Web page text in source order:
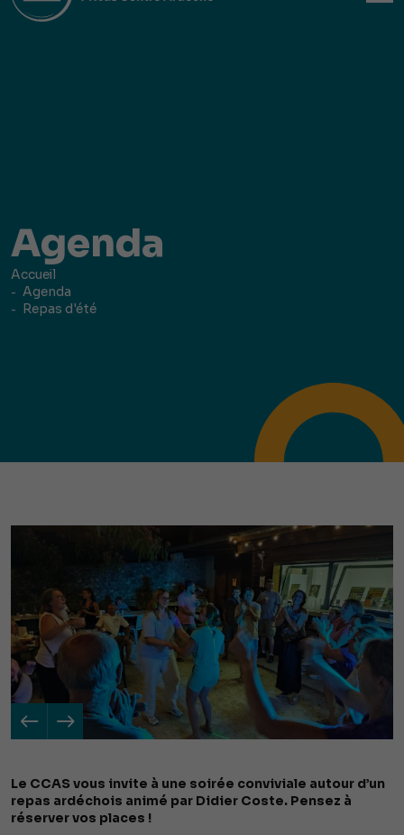
Agenda
Accueil
Agenda
Repas d'été
Le CCAS vous invite à une soirée conviviale autour d’un
repas ardéchois animé par Didier Coste. Pensez à
réserver vos places !